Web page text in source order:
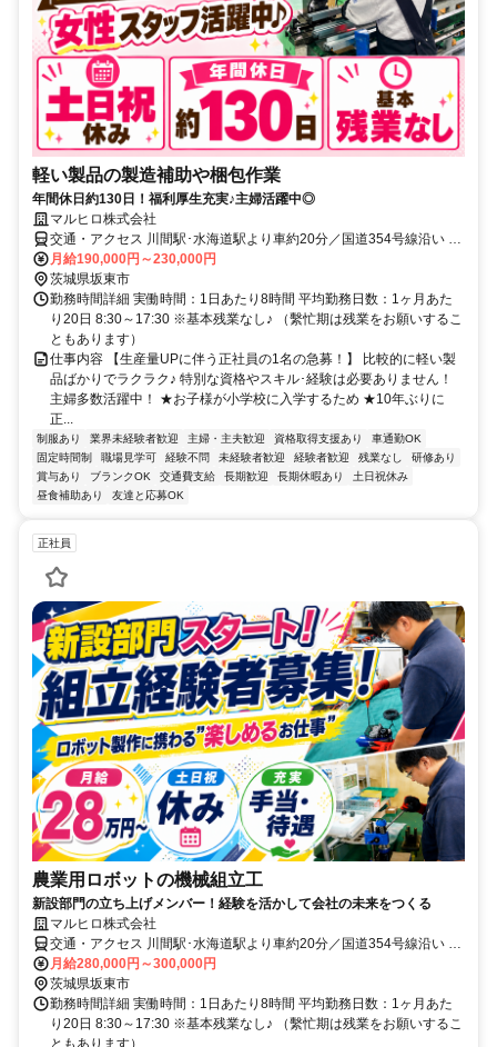
軽い製品の製造補助や梱包作業
年間休日約130日！福利厚生充実♪主婦活躍中◎
マルヒロ株式会社
交通・アクセス 川間駅･水海道駅より車約20分／国道354号線沿い ★
車通勤OK！
月給190,000円～230,000円
茨城県坂東市
勤務時間詳細 実働時間：1日あたり8時間 平均勤務日数：1ヶ月あた
り20日 8:30～17:30 ※基本残業なし♪ （繫忙期は残業をお願いするこ
ともあります）
仕事内容 【生産量UPに伴う正社員の1名の急募！】 比較的に軽い製
品ばかりでラクラク♪ 特別な資格やスキル･経験は必要ありません！
主婦多数活躍中！ ★お子様が小学校に入学するため ★10年ぶりに
正...
制服あり 業界未経験者歓迎 主婦・主夫歓迎 資格取得支援あり
車通勤OK
固定時間制
職場見学可 経験不問 未経験者歓迎 経験者歓迎 残業なし
研修あり
賞与あり
ブランクOK 交通費支給 長期歓迎 長期休暇あり
土日祝休み
昼食補助あり
友達と応募OK
正社員
農業用ロボットの機械組立工
新設部門の立ち上げメンバー！経験を活かして会社の未来をつくる
マルヒロ株式会社
交通・アクセス 川間駅･水海道駅より車約20分／国道354号線沿い ★
車通勤OK！
月給280,000円～300,000円
茨城県坂東市
勤務時間詳細 実働時間：1日あたり8時間 平均勤務日数：1ヶ月あた
り20日 8:30～17:30 ※基本残業なし♪ （繫忙期は残業をお願いするこ